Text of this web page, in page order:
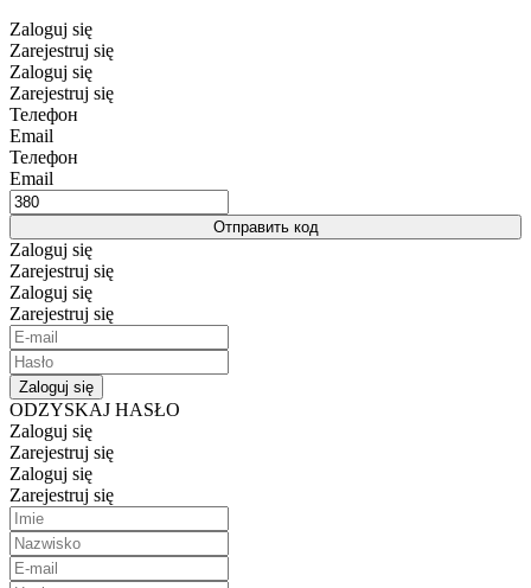
Zaloguj się
Zarejestruj się
Zaloguj się
Zarejestruj się
Телефон
Email
Телефон
Email
Отправить код
Zaloguj się
Zarejestruj się
Zaloguj się
Zarejestruj się
Zaloguj się
ODZYSKAJ HASŁO
Zaloguj się
Zarejestruj się
Zaloguj się
Zarejestruj się